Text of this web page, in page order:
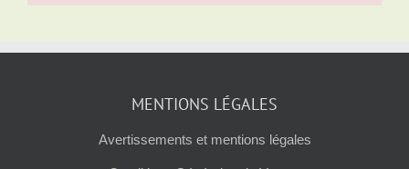
MENTIONS LÉGALES
Avertissements et mentions légales